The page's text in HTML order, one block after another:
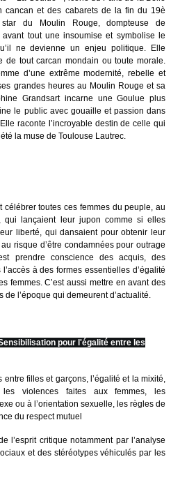
cancan et des cabarets de la fin du 19è
star du Moulin Rouge, dompteuse de
tout une insoumise et symbolise le
ne devienne un enjeu politique. Elle
de tout carcan mondain ou toute morale.
d’une extrême modernité, rebelle et
grandes heures au Moulin Rouge et sa
Grandsart incarne une Goulue plus
le public avec gouaille et passion dans
raconte l’incroyable destin de celle qui
la muse de Toulouse Lautrec.
célébrer toutes ces femmes du peuple, au
qui lançaient leur jupon comme si elles
liberté, qui dansaient pour obtenir leur
risque d’être condamnées pour outrage
prendre conscience des acquis, des
à des formes essentielles d’égalité
femmes. C’est aussi mettre en avant des
l’époque qui demeurent d’actualité.
pour l'égalité entre les
entre filles et garçons, l’égalité et la mixité,
les violences faites aux femmes, les
ou à l’orientation sexuelle, les règles de
du respect mutuel
l’esprit critique notamment par l’analyse
et des stéréotypes véhiculés par les